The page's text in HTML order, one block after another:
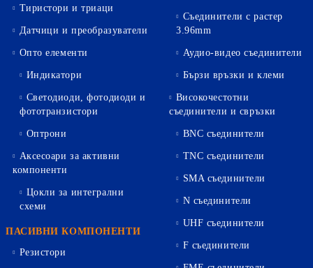
Тиристори и триаци
Датчици и преобразуватели
Опто елементи
Индикатори
Светодиоди, фотодиоди и
фототранзистори
Оптрони
Аксесоари за активни
компоненти
Цокли за интегрални
схеми
ПАСИВНИ КОМПОНЕНТИ
Резистори
Съединители с растер
3.96mm
Аудио-видео съединители
Бързи връзки и клеми
Високочестотни
съединители и свръзки
BNC съединители
TNC съединители
SMA съединители
N съединители
UHF съединители
F съединители